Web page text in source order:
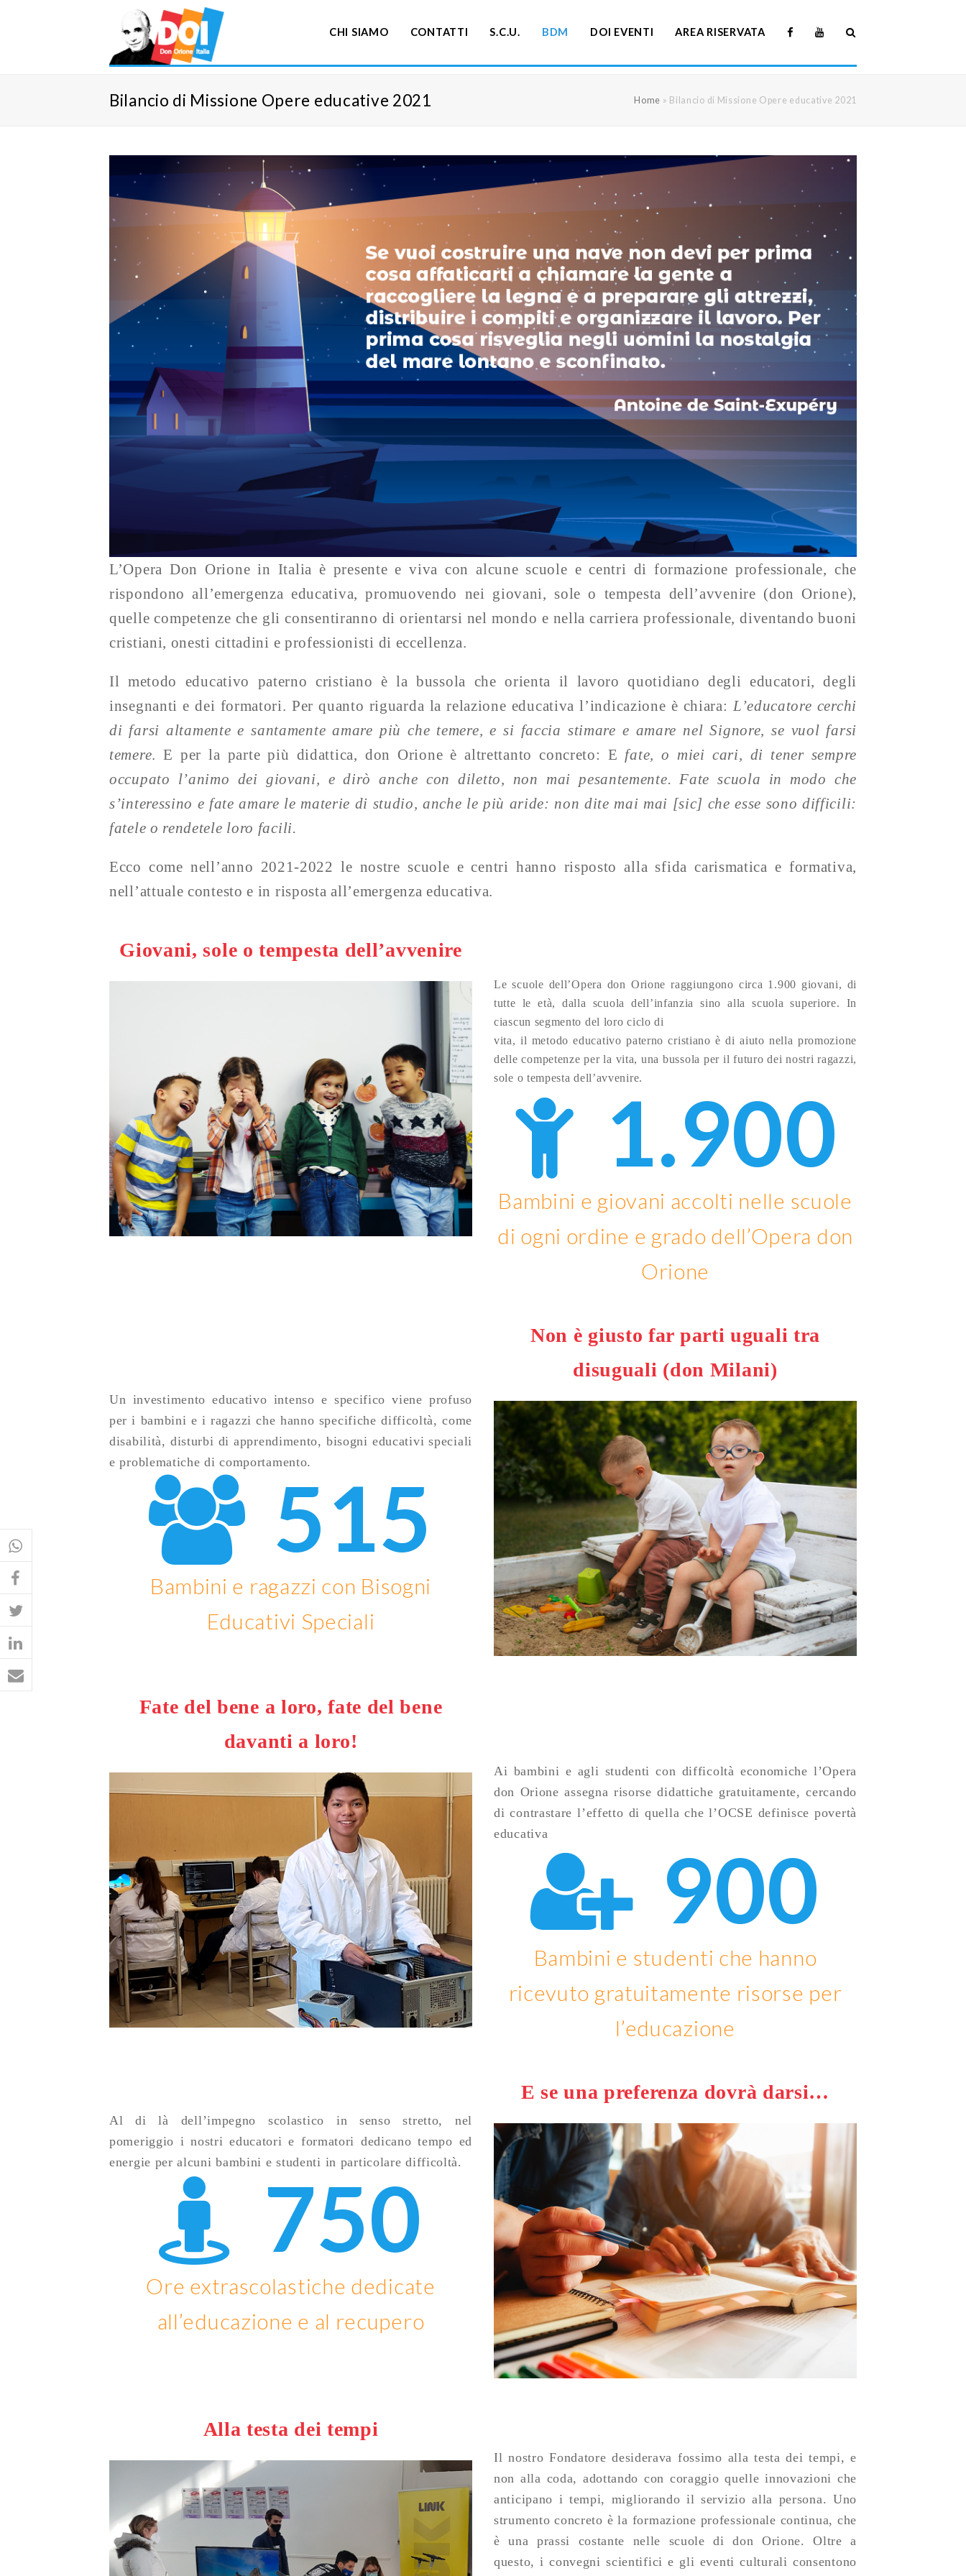
CHI SIAMO CONTATTI S.C.U. BDM DOI EVENTI AREA RISERVATA
Bilancio di Missione Opere educative 2021 Home » Bilancio di Missione Opere educative 2021
L’Opera Don Orione in Italia è presente e viva con alcune scuole e centri di formazione professionale, che
rispondono all’emergenza educativa, promuovendo nei giovani, sole o tempesta dell’avvenire (don Orione),
quelle competenze che gli consentiranno di orientarsi nel mondo e nella carriera professionale, diventando buoni
cristiani, onesti cittadini e professionisti di eccellenza.
Il metodo educativo paterno cristiano è la bussola che orienta il lavoro quotidiano degli educatori, degli
insegnanti e dei formatori. Per quanto riguarda la relazione educativa l’indicazione è chiara: L’educatore cerchi
di farsi altamente e santamente amare più che temere, e si faccia stimare e amare nel Signore, se vuol farsi
temere. E per la parte più didattica, don Orione è altrettanto concreto: E fate, o miei cari, di tener sempre
occupato l’animo dei giovani, e dirò anche con diletto, non mai pesantemente. Fate scuola in modo che
s’interessino e fate amare le materie di studio, anche le più aride: non dite mai mai [sic] che esse sono difficili:
fatele o rendetele loro facili.
Ecco come nell’anno 2021-2022 le nostre scuole e centri hanno risposto alla sfida carismatica e formativa,
nell’attuale contesto e in risposta all’emergenza educativa.
Giovani, sole o tempesta dell’avvenire
Le scuole dell’Opera don Orione raggiungono circa 1.900 giovani, di
tutte le età, dalla scuola dell’infanzia sino alla scuola superiore. In
ciascun segmento del loro ciclo di
vita, il metodo educativo paterno cristiano è di aiuto nella promozione
delle competenze per la vita, una bussola per il futuro dei nostri ragazzi,
sole o tempesta dell’avvenire.
1.900
Bambini e giovani accolti nelle scuole
di ogni ordine e grado dell’Opera don
Orione
Un investimento educativo intenso e specifico viene profuso
per i bambini e i ragazzi che hanno specifiche difficoltà, come
disabilità, disturbi di apprendimento, bisogni educativi speciali
e problematiche di comportamento.
515
Bambini e ragazzi con Bisogni
Educativi Speciali
Non è giusto far parti uguali tra
disuguali (don Milani)
Fate del bene a loro, fate del bene
davanti a loro!
Ai bambini e agli studenti con difficoltà economiche l’Opera
don Orione assegna risorse didattiche gratuitamente, cercando
di contrastare l’effetto di quella che l’OCSE definisce povertà
educativa
900
Bambini e studenti che hanno
ricevuto gratuitamente risorse per
l’educazione
Al di là dell’impegno scolastico in senso stretto, nel
pomeriggio i nostri educatori e formatori dedicano tempo ed
energie per alcuni bambini e studenti in particolare difficoltà.
750
Ore extrascolastiche dedicate
all’educazione e al recupero
E se una preferenza dovrà darsi…
Alla testa dei tempi
Il nostro Fondatore desiderava fossimo alla testa dei tempi, e
non alla coda, adottando con coraggio quelle innovazioni che
anticipano i tempi, migliorando il servizio alla persona. Uno
strumento concreto è la formazione professionale continua, che
è una prassi costante nelle scuole di don Orione. Oltre a
questo, i convegni scientifici e gli eventi culturali consentono